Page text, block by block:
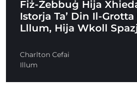
Fiż-Żebbuġ Hija
Istorja Ta’ Din Il-
Lllum, Hija Wkoll
Charlton Cefai
Illum